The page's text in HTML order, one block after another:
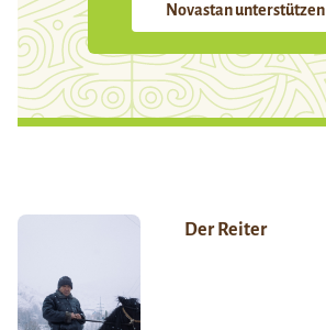
Novastan unterstützen
Der Reiter